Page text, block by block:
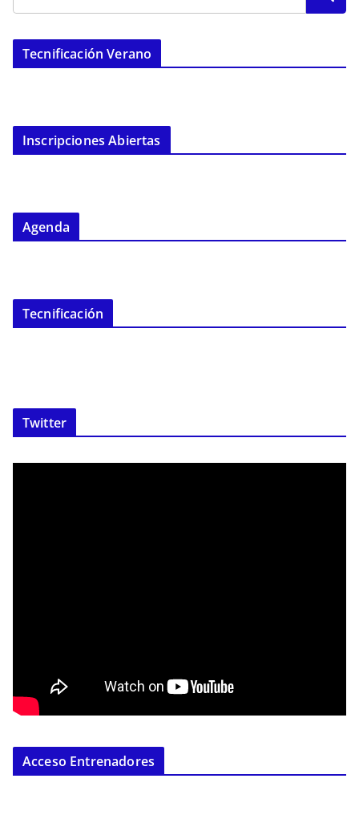
Tecnificación Verano
Inscripciones Abiertas
Agenda
Tecnificación
Twitter
Acceso Entrenadores